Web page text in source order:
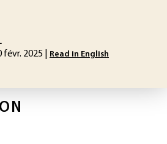
févr. 2025 | Read in English